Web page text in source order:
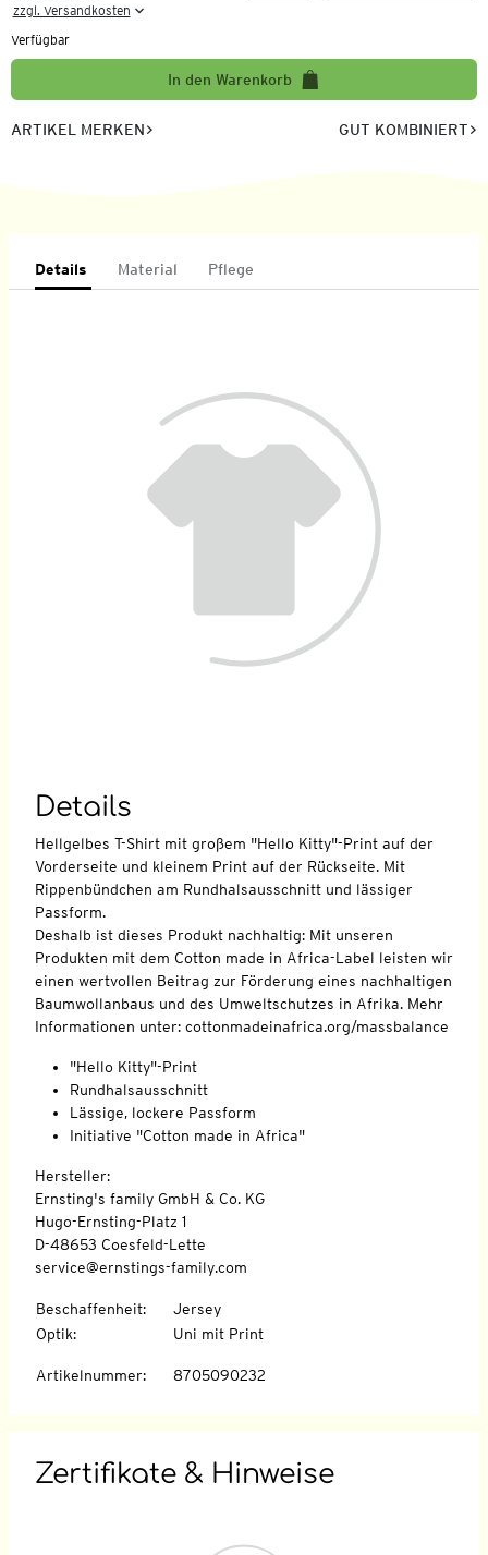
zzgl. Versandkosten
Verfügbar
In den Warenkorb
ARTIKEL MERKEN GUT KOMBINIERT
Details Material Pflege
Details
Hellgelbes T-Shirt mit großem "Hello Kitty"-Print auf der
Vorderseite und kleinem Print auf der Rückseite. Mit
Rippenbündchen am Rundhalsausschnitt und lässiger
Passform.
Deshalb ist dieses Produkt nachhaltig: Mit unseren
Produkten mit dem Cotton made in Africa-Label leisten wir
einen wertvollen Beitrag zur Förderung eines nachhaltigen
Baumwollanbaus und des Umweltschutzes in Afrika. Mehr
Informationen unter: cottonmadeinafrica.org/massbalance
"Hello Kitty"-Print
Rundhalsausschnitt
Lässige, lockere Passform
Initiative "Cotton made in Africa"
Hersteller:
Ernsting's family GmbH & Co. KG
Hugo-Ernsting-Platz 1
D-48653 Coesfeld-Lette
service@ernstings-family.com
Beschaffenheit:
Jersey
Optik: Uni mit Print
Artikelnummer: 8705090232
Zertifikate & Hinweise